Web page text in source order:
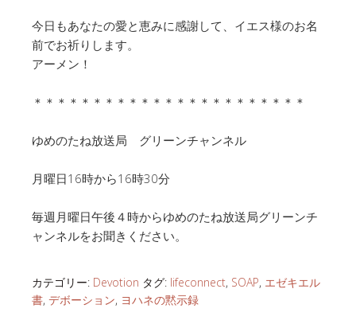
今日もあなたの愛と恵みに感謝して、イエス様のお名
前でお祈りします。
アーメン！
＊＊＊＊＊＊＊＊＊＊＊＊＊＊＊＊＊＊＊＊＊＊＊
ゆめのたね放送局 グリーンチャンネル
月曜日16時から16時30分
毎週月曜日午後４時からゆめのたね放送局グリーンチ
ャンネルをお聞きください。
カテゴリー: Devotion タグ: lifeconnect, SOAP, エゼキエル
書, デボーション, ヨハネの黙示録